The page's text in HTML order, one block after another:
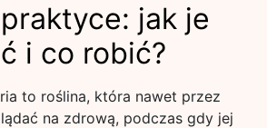
jak je
i co robić?
to roślina, która nawet przez
na zdrową, podczas gdy jej